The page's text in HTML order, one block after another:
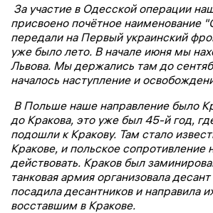
За участие в Одесской операции
присвоено почётное наименование
передали на Первый украинский
уже было лето. В начале июня мы
Львова. Мы держались там до
началось наступление и
В Польше наше направление было
до Кракова, это уже был 45-й год,
подошли к Кракову. Там стало
Кракове, и польское сопротивление
действовать. Краков был
танковая армия организовала десант
посадила десантников и направила
восставшим в Кракове.